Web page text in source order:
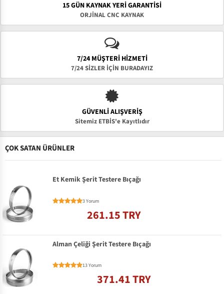
15 GÜN KAYNAK YERI GARANTISI
ORJİNAL CNC KAYNAK
7/24 MÜŞTERİ HİZMETİ
7/24 SİZLER İÇİN BURADAYIZ
GÜVENLI ALIŞVERIŞ
Sitemiz ETBİS'e Kayıtlıdır
ÇOK SATAN ÜRÜNLER
Et Kemik Şerit Testere Bıçağı
3 Yorum
261.15 TRY
Alman Çeliği Şerit Testere Bıçağı
13 Yorum
371.41 TRY